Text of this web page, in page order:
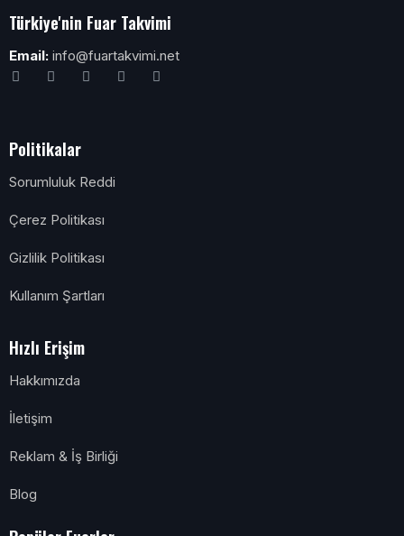
Türkiye'nin Fuar Takvimi
Email: info@fuartakvimi.net
Politikalar
Sorumluluk Reddi
Çerez Politikası
Gizlilik Politikası
Kullanım Şartları
Hızlı Erişim
Hakkımızda
İletişim
Reklam & İş Birliği
Blog